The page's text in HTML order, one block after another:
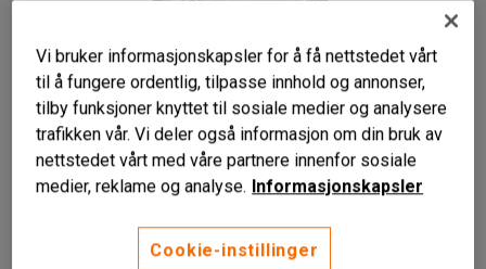
Liknende produkter
Vi bruker informasjonskapsler for å få nettstedet vårt
til å fungere ordentlig, tilpasse innhold og annonser,
tilby funksjoner knyttet til sosiale medier og analysere
trafikken vår. Vi deler også informasjon om din bruk av
nettstedet vårt med våre partnere innenfor sosiale
medier, reklame og analyse. Informasjonskapsler
Cookie-instillinger